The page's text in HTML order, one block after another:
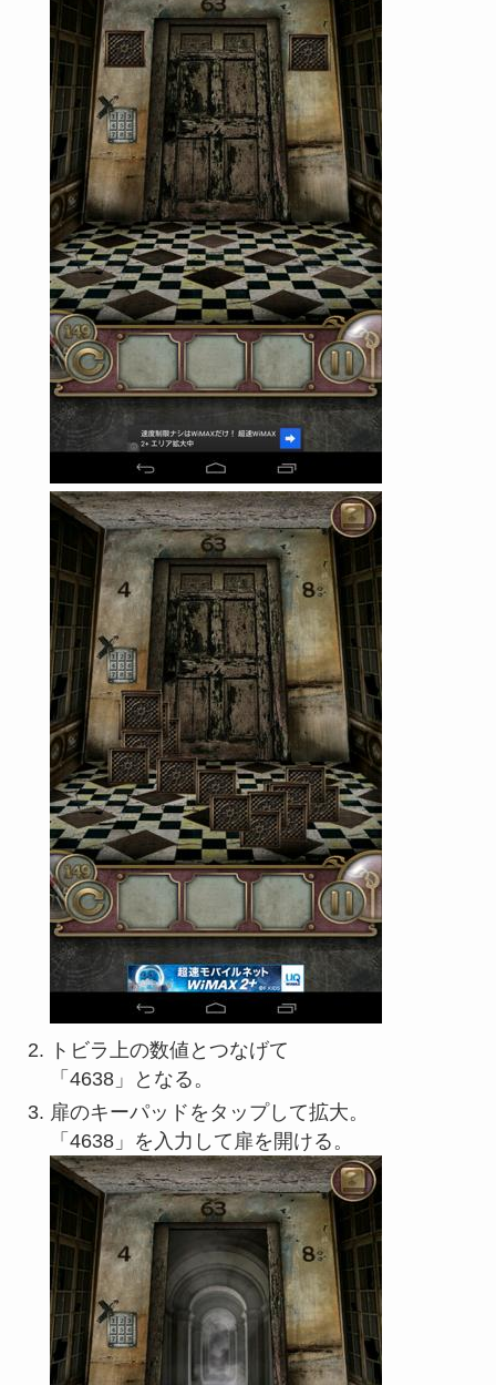
トビラ上の数値とつなげて
「4638」となる。
扉のキーパッドをタップして拡大。
「4638」を入力して扉を開ける。